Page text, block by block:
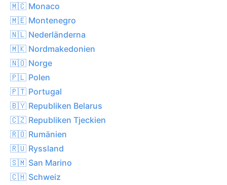
🇲🇨 Monaco
🇲🇪 Montenegro
🇳🇱 Nederländerna
🇲🇰 Nordmakedonien
🇳🇴 Norge
🇵🇱 Polen
🇵🇹 Portugal
🇧🇾 Republiken Belarus
🇨🇿 Republiken Tjeckien
🇷🇴 Rumänien
🇷🇺 Ryssland
🇸🇲 San Marino
🇨🇭 Schweiz